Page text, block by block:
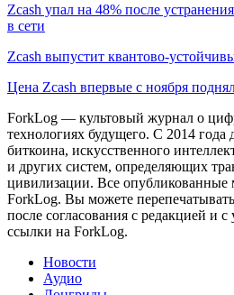
Zcash упал на 48% после
в сети
Zcash выпустит квантово-
Цена Zcash впервые с ноября
ForkLog — культовый журнал о
технологиях будущего. С 2014 года
биткоина, искусственного
и других систем, определяющих
цивилизации. Все опубликованные
ForkLog. Вы можете
после согласования с редакцией и
ссылки на ForkLog.
Новости
Аудио